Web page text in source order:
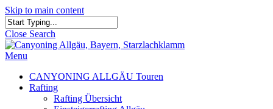
Skip to main content
Close Search
Menu
CANYONING ALLGÄU Touren
Rafting
Rafting Übersicht